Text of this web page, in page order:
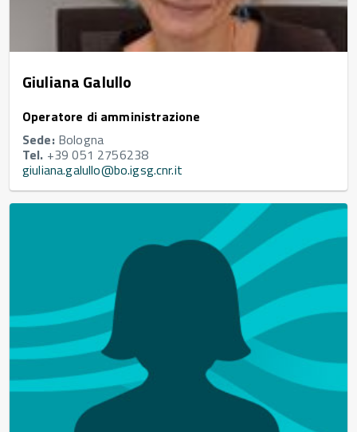
Giuliana Galullo
Operatore di amministrazione
Sede:Bologna
Tel. +39 051 2756238
giuliana.galullo@bo.igsg.cnr.it